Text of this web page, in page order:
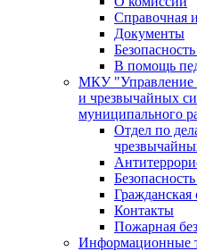
Справочная
Документы
В помощь
МКУ "Управление
и чрезвычайных
муниципального
Отдел по
Гражданская
Контакты
Пожарная
Информационные